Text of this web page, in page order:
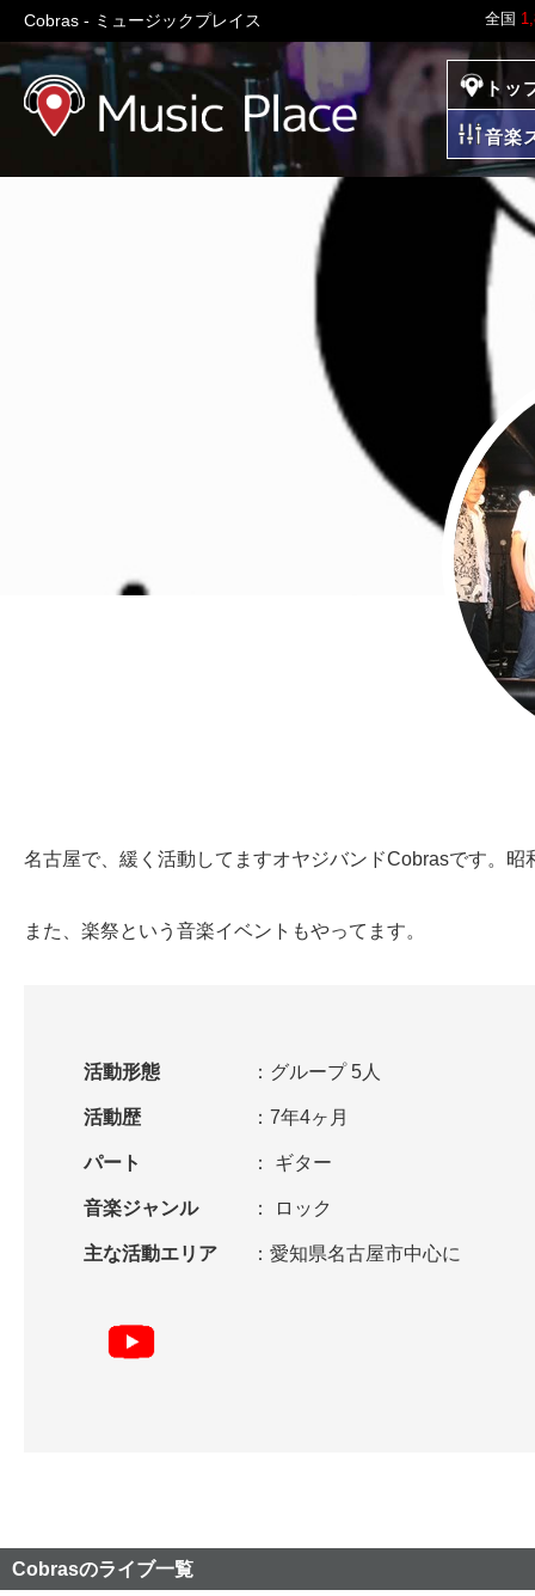
全国
Cobras - ミュージックプレイス
ミュージックプレイ
トッ
音楽
名古屋で、緩く活動してますオヤジバンドCobrasです。
また、楽祭という音楽イベントもやってます。
活動形態 グループ 5人
活動歴 7年4ヶ月
パート ギター
音楽ジャンル ロック
主な活動エリア 愛知県名古屋市中心に
Cobrasのライブ一覧